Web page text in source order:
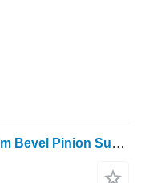
Ford New Holland 8160, F, 60, M, Tm Bevel Pinion Support Rh 5161583 5161583, 5154491 za New Holland 8160 traktora na kotačima